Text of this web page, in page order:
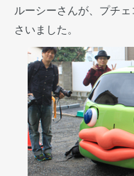
ルーシーさんが、プチ
さいました。